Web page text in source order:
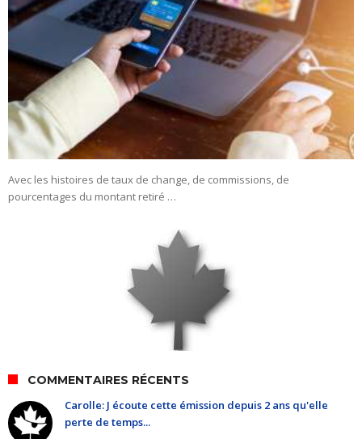
Avec les histoires de taux de change, de commissions, de
pourcentages du montant retiré …
COMMENTAIRES RÉCENTS
Carolle: J écoute cette émission depuis 2 ans qu'elle
perte de temps...